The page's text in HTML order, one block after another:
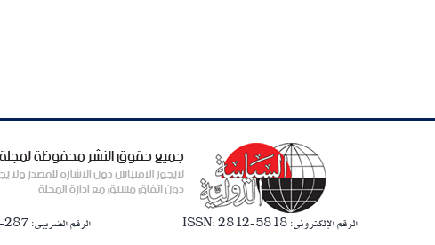
الرقم الإلكترونى: ISSN: 2812-5818 الرقم الضريبى: 287-534-100